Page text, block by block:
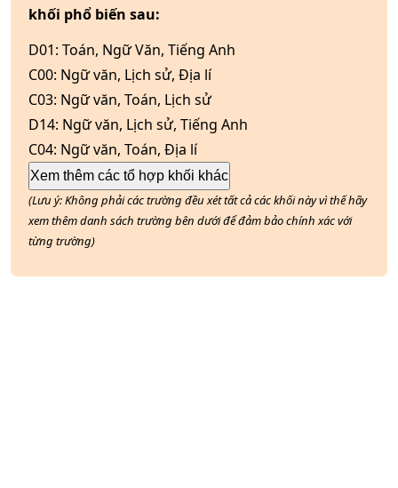
khối phổ biến sau:
D01: Toán, Ngữ Văn, Tiếng Anh
C00: Ngữ văn, Lịch sử, Địa lí
C03: Ngữ văn, Toán, Lịch sử
D14: Ngữ văn, Lịch sử, Tiếng Anh
C04: Ngữ văn, Toán, Địa lí
Xem thêm các tổ hợp khối khác
(Lưu ý: Không phải các trường đều xét tất cả các khối này vì thế hãy
xem thêm danh sách trường bên dưới để đảm bảo chính xác với
từng trường)